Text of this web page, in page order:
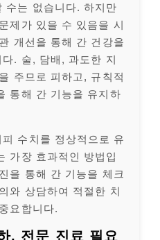
수는 없습니다. 하지만
제가 있을 수 있음을 시
개선을 통해 간 건강을
. 술, 담배, 과도한 지
주므로 피하고, 규칙적
통해 간 기능을 유지하
피 수치를 정상적으로 유
가장 효과적인 방법입
을 통해 간 기능을 체크
와 상담하여 적절한 치
요합니다.
, 전문 진료 필요